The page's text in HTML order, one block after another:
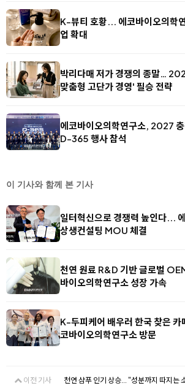
K-뷰티 호황... 에코바이오의학
업 확대
박리다매 저가 경쟁의 종말…
맞춤형 고단가 경영' 필승 전략
에코바이오의학연구소, 2027
D-365 행사 참석
이 기사와 함께 본 기사
일터혁신으로 경쟁력 높인다...
상생컨설팅 MOU 체결
천연 원료 R&D 기반 글로벌
바이오의학연구소 성장 가속
K-두피케어 배우러 한국 찾은
코바이오의학연구소 방문
이전 기사
천연 샴푸 인기 상승... "성분까지 따지는